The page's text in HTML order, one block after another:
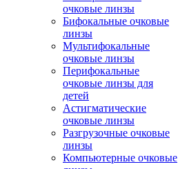
очковые линзы
Бифокальные очковые
линзы
Мультифокальные
очковые линзы
Перифокальные
очковые линзы для
детей
Астигматические
очковые линзы
Разгрузочные очковые
линзы
Компьютерные очковые